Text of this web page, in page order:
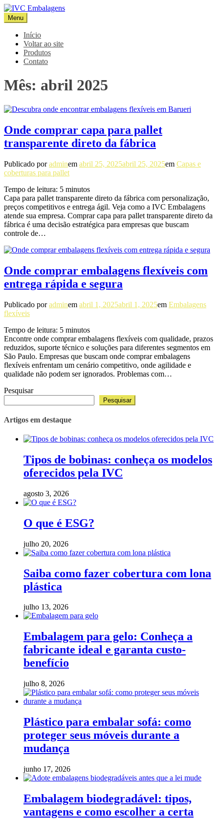
Pular
para
o
conteúdo
IVC Embalagens
Blog IVC
Menu
Início
Voltar ao site
Produtos
Contato
Mês: abril 2025
Onde comprar capa para pallet
transparente direto da fábrica
Publicado poradminem abril 25, 2025abril 25, 2025em Capas e
coberturas para pallet
Tempo de leitura: 5 minutos
Capa para pallet transparente direto da fábrica com personalização,
preços competitivos e entrega ágil. Veja como a IVC Embalagens
atende sua empresa. Comprar capa para pallet transparente direto da
fábrica é uma decisão estratégica para empresas que buscam
controle de…
Onde comprar embalagens flexíveis com
entrega rápida e segura
Publicado poradminem abril 1, 2025abril 1, 2025em Embalagens
flexíveis
Tempo de leitura: 5 minutos
Encontre onde comprar embalagens flexíveis com qualidade, prazos
reduzidos, suporte técnico e soluções para diferentes segmentos em
São Paulo. Empresas que buscam onde comprar embalagens
flexíveis enfrentam um cenário competitivo, onde agilidade e
qualidade não podem ser ignorados. Problemas com…
Pesquisar
Pesquisar
Artigos em destaque
Tipos de bobinas: conheça os modelos
oferecidos pela IVC
agosto 3, 2026
O que é ESG?
julho 20, 2026
Saiba como fazer cobertura com lona
plástica
julho 13, 2026
Embalagem para gelo: Conheça a
fabricante ideal e garanta custo-
benefício
julho 8, 2026
Plástico para embalar sofá: como
proteger seus móveis durante a
mudança
junho 17, 2026
Embalagem biodegradável: tipos,
vantagens e como escolher a certa